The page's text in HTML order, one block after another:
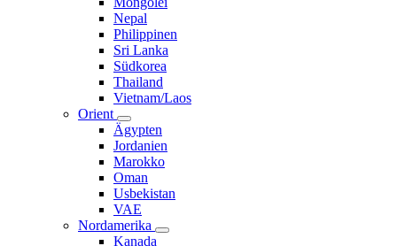
Nepal
Philippinen
Sri Lanka
Südkorea
Thailand
Vietnam/Laos
Orient
Ägypten
Jordanien
Marokko
Oman
Usbekistan
VAE
Nordamerika
Kanada